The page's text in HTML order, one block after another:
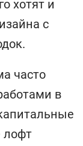
хотят и
с
часто
в
лофт